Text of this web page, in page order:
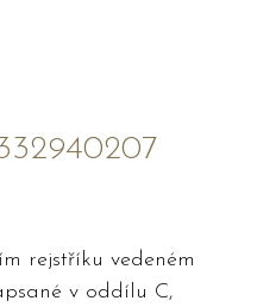
rejstříku vedeném
v oddílu C,